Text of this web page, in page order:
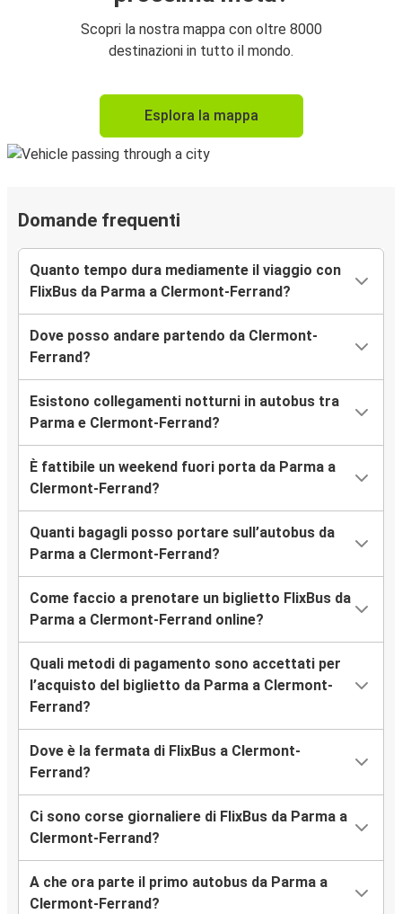
Scopri la nostra mappa con oltre 8000
destinazioni in tutto il mondo.
Esplora la mappa
Domande frequenti
Quanto tempo dura mediamente il viaggio con
FlixBus da Parma a Clermont-Ferrand?
Dove posso andare partendo da Clermont-
Ferrand?
Esistono collegamenti notturni in autobus tra
Parma e Clermont-Ferrand?
È fattibile un weekend fuori porta da Parma a
Clermont-Ferrand?
Quanti bagagli posso portare sull’autobus da
Parma a Clermont-Ferrand?
Come faccio a prenotare un biglietto FlixBus da
Parma a Clermont-Ferrand online?
Quali metodi di pagamento sono accettati per
l’acquisto del biglietto da Parma a Clermont-
Ferrand?
Dove è la fermata di FlixBus a Clermont-
Ferrand?
Ci sono corse giornaliere di FlixBus da Parma a
Clermont-Ferrand?
A che ora parte il primo autobus da Parma a
Clermont-Ferrand?